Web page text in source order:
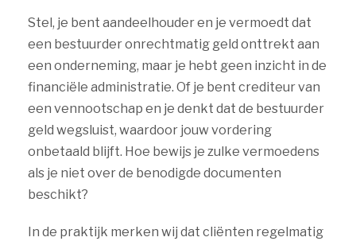
Stel, je bent aandeelhouder en je vermoedt dat
een bestuurder onrechtmatig geld onttrekt aan
een onderneming, maar je hebt geen inzicht in de
financiële administratie. Of je bent crediteur van
een vennootschap en je denkt dat de bestuurder
geld wegsluist, waardoor jouw vordering
onbetaald blijft. Hoe bewijs je zulke vermoedens
als je niet over de benodigde documenten
beschikt?
In de praktijk merken wij dat cliënten regelmatig